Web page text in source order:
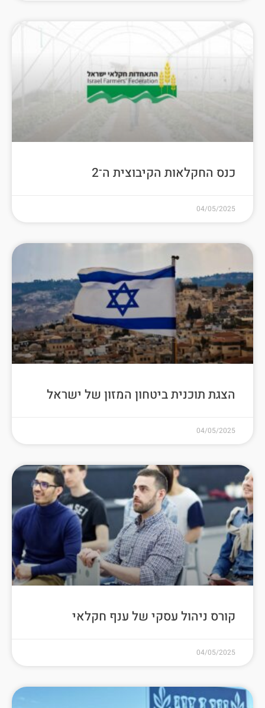
כנס החקלאות הקיבוצית ה־2
04/05/2025
הצגת תוכנית ביטחון המזון של ישראל
04/05/2025
קורס ניהול עסקי של ענף חקלאי
04/05/2025